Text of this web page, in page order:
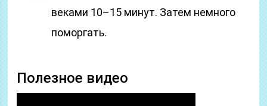
веками 10–15 минут. Затем немного
поморгать.
Полезное видео